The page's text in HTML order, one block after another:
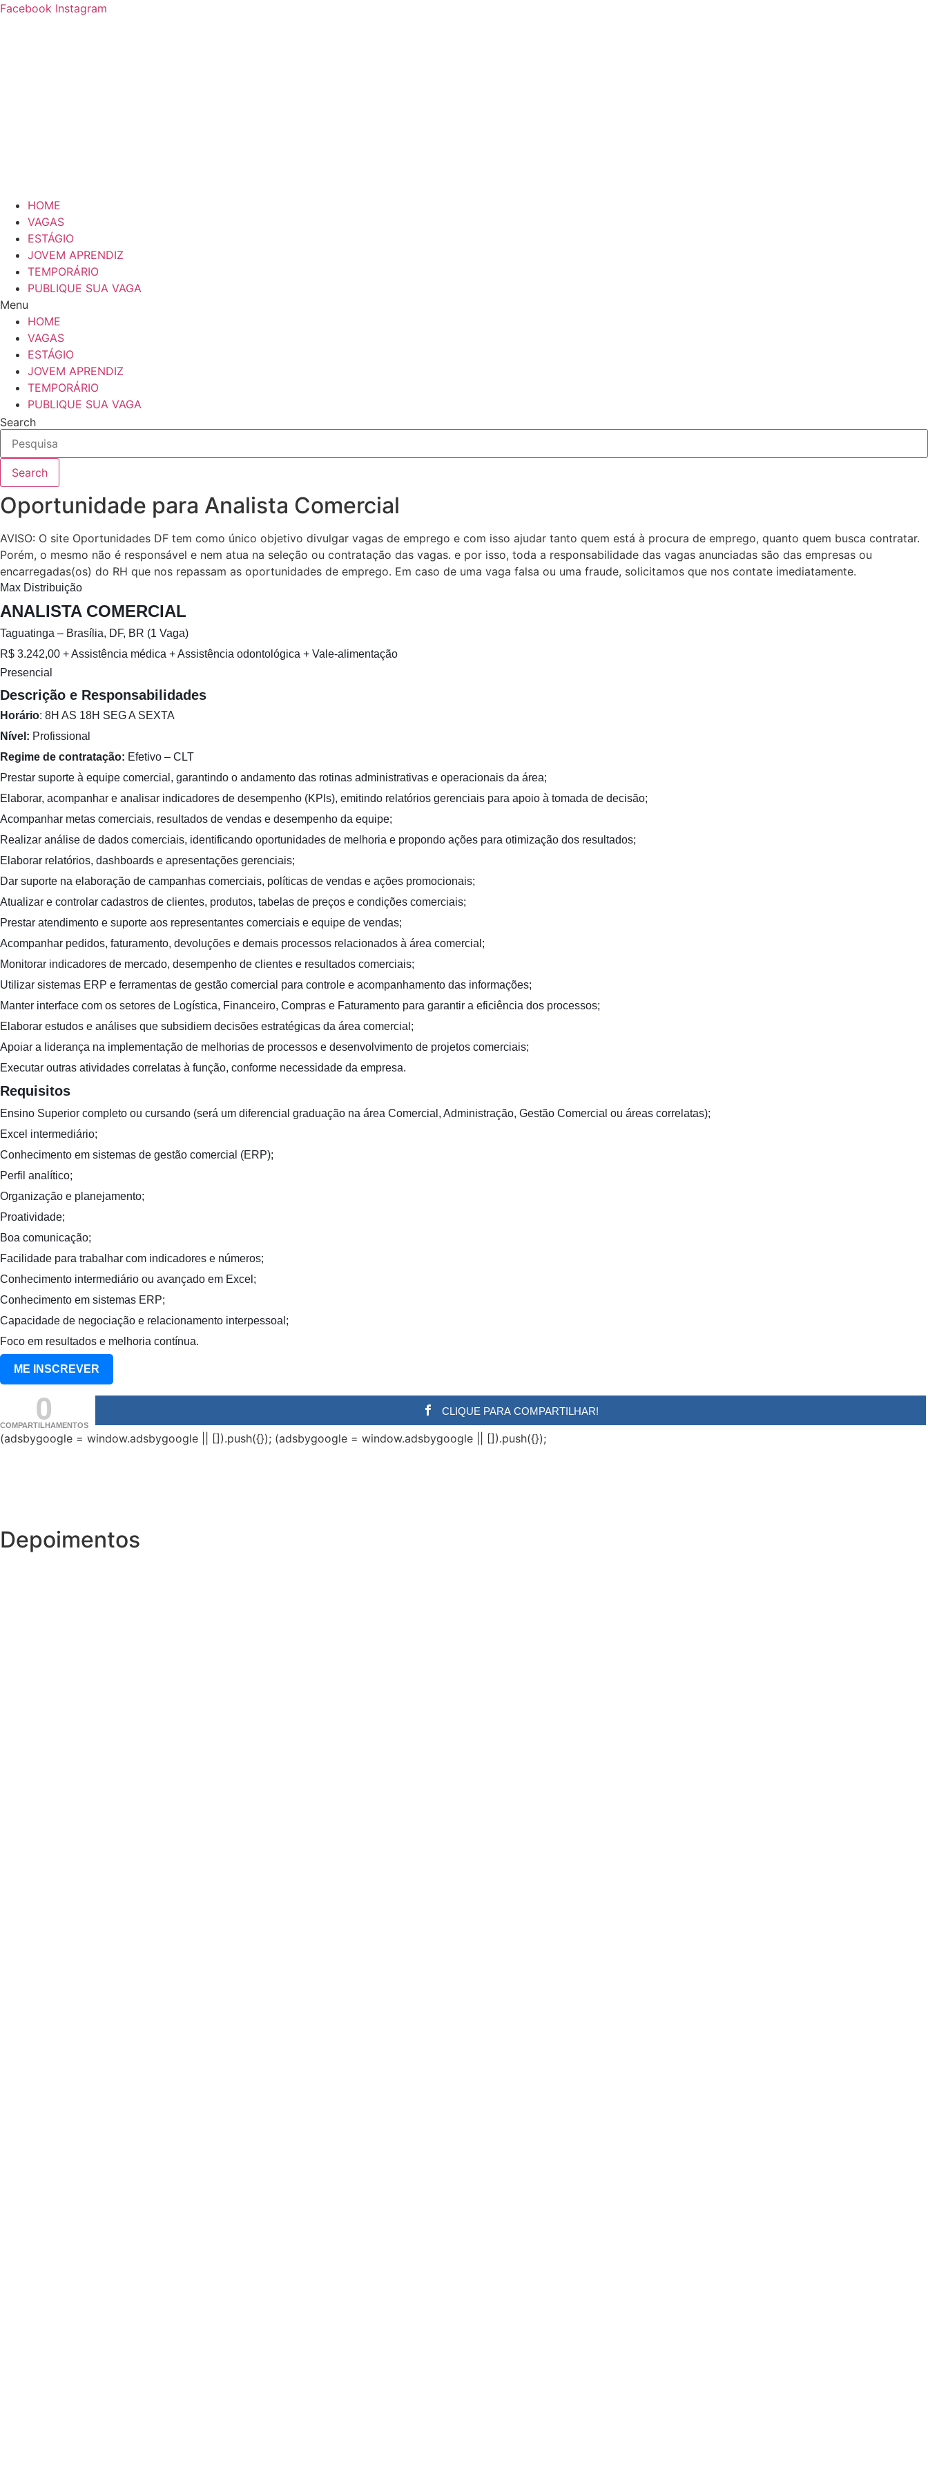
Ir
Facebook Instagram
HOME
VAGAS
ESTÁGIO
JOVEM APRENDIZ
TEMPORÁRIO
PUBLIQUE SUA VAGA
Menu
HOME
VAGAS
ESTÁGIO
JOVEM APRENDIZ
TEMPORÁRIO
PUBLIQUE SUA VAGA
Search
Search
Oportunidade para Analista Comercial
AVISO: O site Oportunidades DF tem como único objetivo divulgar vagas de emprego e com isso ajudar tanto quem está à procura de emprego, quanto quem busca contratar.
Porém, o mesmo não é responsável e nem atua na seleção ou contratação das vagas. e por isso, toda a responsabilidade das vagas anunciadas são das empresas ou
encarregadas(os) do RH que nos repassam as oportunidades de emprego. Em caso de uma vaga falsa ou uma fraude, solicitamos que nos contate imediatamente.
Max Distribuição
ANALISTA COMERCIAL
Taguatinga – Brasília, DF, BR (1 Vaga)
R$ 3.242,00 + Assistência médica + Assistência odontológica + Vale-alimentação
Presencial
Descrição e Responsabilidades
Horário: 8H AS 18H SEG A SEXTA
Nível: Profissional
Regime de contratação: Efetivo – CLT
Prestar suporte à equipe comercial, garantindo o andamento das rotinas administrativas e operacionais da área;
Elaborar, acompanhar e analisar indicadores de desempenho (KPIs), emitindo relatórios gerenciais para apoio à tomada de decisão;
Acompanhar metas comerciais, resultados de vendas e desempenho da equipe;
Realizar análise de dados comerciais, identificando oportunidades de melhoria e propondo ações para otimização dos resultados;
Elaborar relatórios, dashboards e apresentações gerenciais;
Dar suporte na elaboração de campanhas comerciais, políticas de vendas e ações promocionais;
Atualizar e controlar cadastros de clientes, produtos, tabelas de preços e condições comerciais;
Prestar atendimento e suporte aos representantes comerciais e equipe de vendas;
Acompanhar pedidos, faturamento, devoluções e demais processos relacionados à área comercial;
Monitorar indicadores de mercado, desempenho de clientes e resultados comerciais;
Utilizar sistemas ERP e ferramentas de gestão comercial para controle e acompanhamento das informações;
Manter interface com os setores de Logística, Financeiro, Compras e Faturamento para garantir a eficiência dos processos;
Elaborar estudos e análises que subsidiem decisões estratégicas da área comercial;
Apoiar a liderança na implementação de melhorias de processos e desenvolvimento de projetos comerciais;
Executar outras atividades correlatas à função, conforme necessidade da empresa.
Requisitos
Ensino Superior completo ou cursando (será um diferencial graduação na área Comercial, Administração, Gestão Comercial ou áreas correlatas);
Excel intermediário;
Conhecimento em sistemas de gestão comercial (ERP);
Perfil analítico;
Organização e planejamento;
Proatividade;
Boa comunicação;
Facilidade para trabalhar com indicadores e números;
Conhecimento intermediário ou avançado em Excel;
Conhecimento em sistemas ERP;
Capacidade de negociação e relacionamento interpessoal;
Foco em resultados e melhoria contínua.
ME INSCREVER
0
COMPARTILHAMENTOS
CLIQUE PARA COMPARTILHAR!
(adsbygoogle = window.adsbygoogle || []).push({}); (adsbygoogle = window.adsbygoogle || []).push({});
Depoimentos